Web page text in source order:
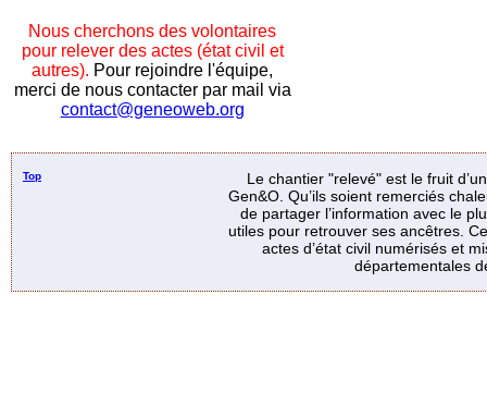
Nous cherchons des volontaires
pour relever des actes (état civil et
autres). Pour rejoindre l'équipe,
merci de nous contacter par mail via
contact@geneoweb.org
Top
Le chantier "relevé" est le fruit
Gen&O. Qu’ils soient remerciés
de partager l’information avec le
utiles pour retrouver ses ancêtres.
actes d’état civil numérisés et
départementales